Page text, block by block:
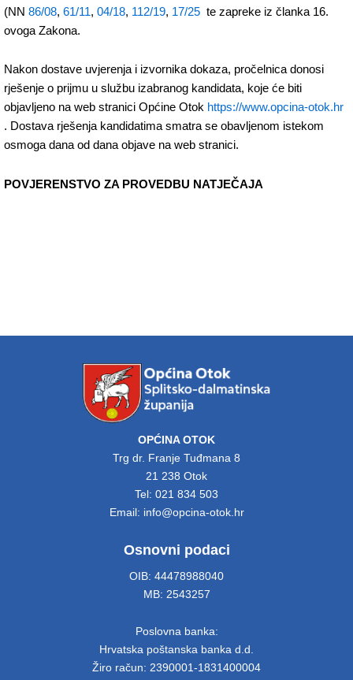
(NN 86/08, 61/11, 04/18, 112/19, 17/25 te zapreke iz članka 16.
ovoga Zakona.
Nakon dostave uvjerenja i izvornika dokaza, pročelnica donosi
rješenje o prijmu u službu izabranog kandidata, koje će biti
objavljeno na web stranici Općine Otok https://www.opcina-otok.hr
. Dostava rješenja kandidatima smatra se obavljenom istekom
osmoga dana od dana objave na web stranici.
POVJERENSTVO ZA PROVEDBU NATJEČAJA
OPĆINA OTOK
Trg dr. Franje Tuđmana 8
21 238 Otok
Tel: 021 834 503
Email: info@opcina-otok.hr
Osnovni podaci
OIB: 44478988040
MB: 2543257
Poslovna banka:
Hrvatska poštanska banka d.d.
Žiro račun: 2390001-1831400004